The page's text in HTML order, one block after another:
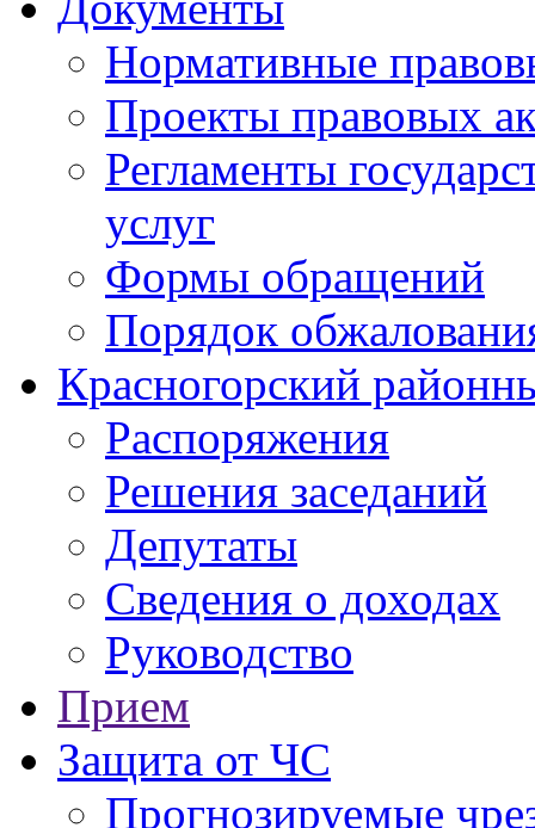
Нормативные
Проекты правовых
Регламенты
услуг
Формы обращений
Порядок
Красногорский
Распоряжения
Решения заседаний
Депутаты
Сведения о доходах
Руководство
Прием
Защита от ЧС
Прогнозируемые